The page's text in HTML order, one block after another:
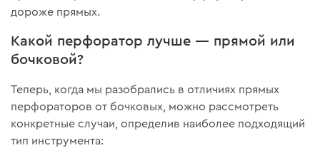
дороже прямых.
Какой перфоратор лучше — прямой или
бочковой?
Теперь, когда мы разобрались в отличиях прямых
перфораторов от бочковых, можно рассмотреть
конкретные случаи, определив наиболее подходящий
тип инструмента: